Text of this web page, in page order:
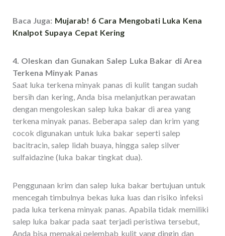
Baca Juga: Mujarab! 6 Cara Mengobati Luka Kena
Knalpot Supaya Cepat Kering
4. Oleskan dan Gunakan Salep Luka Bakar di Area
Terkena Minyak Panas
Saat luka terkena minyak panas di kulit tangan sudah
bersih dan kering, Anda bisa melanjutkan perawatan
dengan mengoleskan salep luka bakar di area yang
terkena minyak panas. Beberapa salep dan krim yang
cocok digunakan untuk luka bakar seperti salep
bacitracin, salep lidah buaya, hingga salep silver
sulfaidazine (luka bakar tingkat dua).
Penggunaan krim dan salep luka bakar bertujuan untuk
mencegah timbulnya bekas luka luas dan risiko infeksi
pada luka terkena minyak panas. Apabila tidak memiliki
salep luka bakar pada saat terjadi peristiwa tersebut,
Anda bisa memakai pelembab kulit yang dingin dan